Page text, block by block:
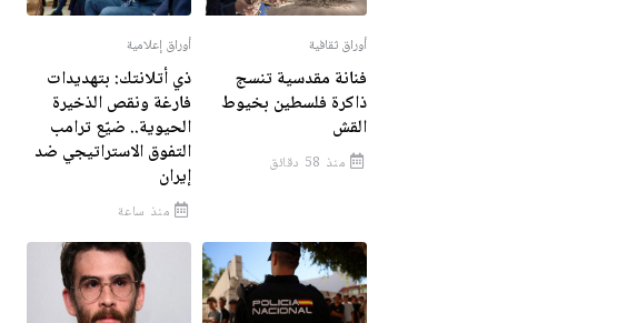
أوراق ثقافية
فنانة مقدسية تنسج
ذاكرة فلسطين بخيوط
القش
منذ 58 دقائق
أوراق إعلامية
ذي أتلانتك: بتهديدات
فارغة ونقص الذخيرة
الحيوية.. ضيّع ترامب
التفوق الاستراتيجي ضد
إيران
منذ ساعة